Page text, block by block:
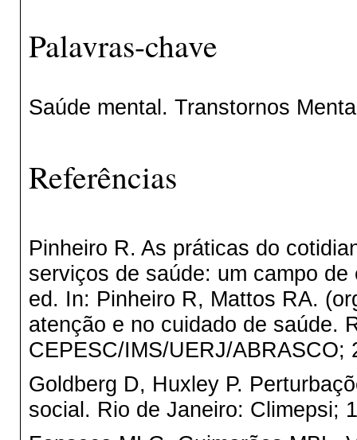
Palavras-chave
Saúde mental. Transtornos
Referências
Pinheiro R. As práticas do
serviços de saúde: um campo
ed. In: Pinheiro R, Mattos RA.
atenção e no cuidado de saúde.
CEPESC/IMS/UERJ/ABRASCO;
Goldberg D, Huxley P.
social. Rio de Janeiro: Climepsi;